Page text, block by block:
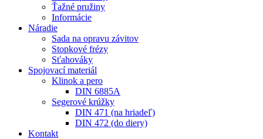
Ťažné pružiny
Informácie
Náradie
Sada na opravu závitov
Stopkové frézy
Sťahováky
Spojovací materiál
Klinok a pero
DIN 6885A
Segerové krúžky
DIN 471 (na hriadeľ)
DIN 472 (do diery)
Kontakt